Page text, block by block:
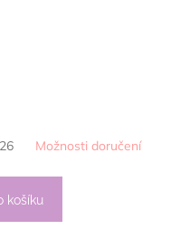
Možnosti doručení
košíku